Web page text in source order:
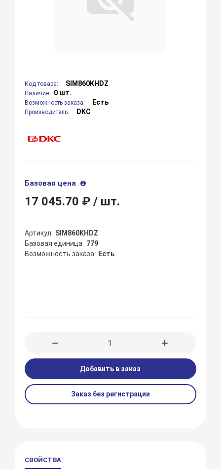
Код товара: SIM860KHDZ
Наличие: 0 шт.
Возможность заказа: Есть
Производитель: DKC
Базовая цена
17 045.70 ₽/ шт.
Артикул
SIM860KHDZ
Базовая единица 779
Возможность заказа
Есть
Добавить в заказ
Заказ без регистрации
СВОЙСТВА